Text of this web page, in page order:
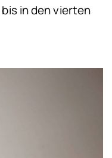
in den vierten